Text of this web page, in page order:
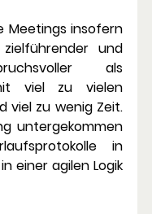
Meetings insofern
und
als
viel zu vielen
viel zu wenig Zeit.
untergekommen
in
einer agilen Logik